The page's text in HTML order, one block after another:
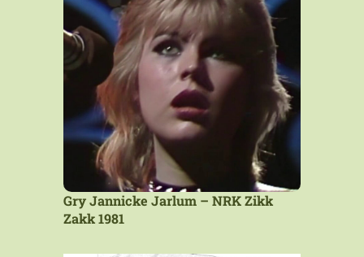
Gry Jannicke Jarlum – NRK Zikk
Zakk 1981